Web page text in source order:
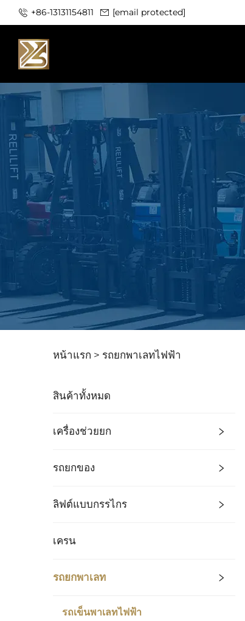
+86-13131154811 [email protected]
หน้าแรก > รถยกพาเลทไฟฟ้า
สินค้าทั้งหมด
เครื่องช่วยยก
รถยกของ
ลิฟต์แบบกรรไกร
เครน
รถยกพาเลท
รถเข็นพาเลทไฟฟ้า